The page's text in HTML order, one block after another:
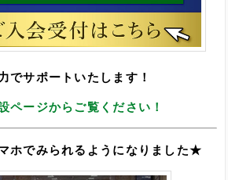
でサポートいたします！
ページからご覧ください！
ホでみられるようになりました★